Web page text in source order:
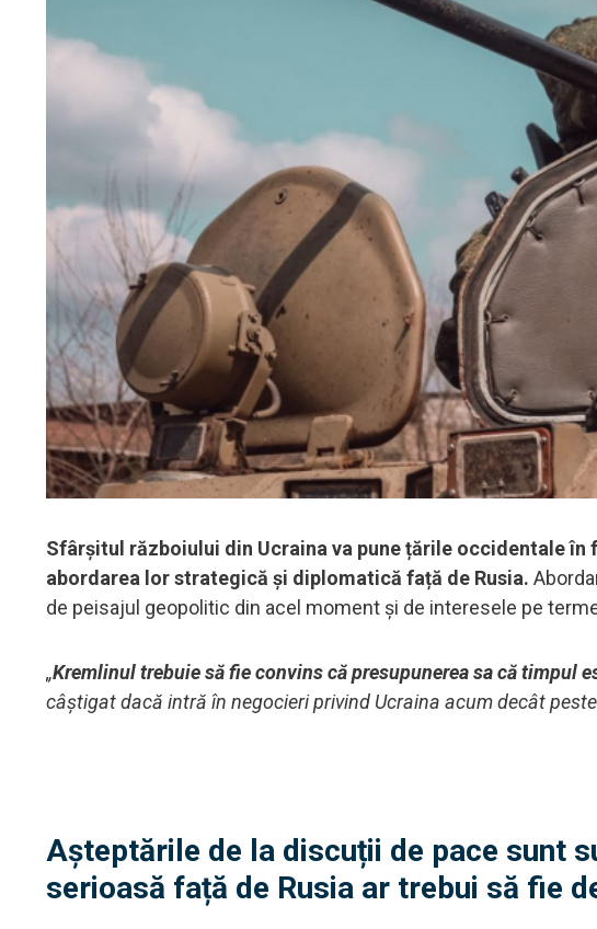
Sfârșitul războiului din Ucraina va pune țările occidentale
abordarea lor strategică și diplomatică față de Rusia.
de peisajul geopolitic din acel moment și de interesele pe
„Kremlinul trebuie să fie convins că presupunerea sa că timpul
câștigat dacă intră în negocieri privind Ucraina acum decât
Așteptările de la discuții de pace sunt
serioasă față de Rusia ar trebui să fie